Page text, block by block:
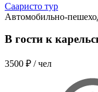
Сааристо тур
Автомобильно-
В гости к
3500 ₽ / чел